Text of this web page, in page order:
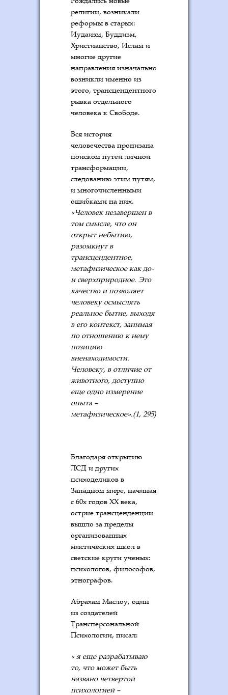
религии, возникали
реформы в старых:
Иудаизм, Буддизм,
Христианство, Ислам и
многие другие
направления изначально
возникли именно из
этого, трансцендентного
рывка отдельного
человека к Свободе.
Вся история
человечества пронизана
поиском путей личной
трансформации,
следованию этим путям,
и многочисленными
ошибками на них.
«Человек незавершен в
том смысле, что он
открыт небытию,
разомкнут в
трансцендентное,
метафизическое как до-
и сверхприродное. Это
качество и позволяет
человеку осмыслять
реальное бытие, выходя
в его контекст, занимая
по отношению к нему
позицию
вненаходимости.
Человеку, в отличие от
животного, доступно
еще одно измерение
опыта –
метафизическое».(1, 295)
Благодаря открытию
ЛСД и других
психоделиков в
Западном мире, начиная
с 60х годов XX века,
острие трансценденции
вышло за пределы
организованных
мистических школ в
светские круги ученых:
психологов, философов,
этнографов.
Абрахам Маслоу, один
из создателей
Трансперсональной
Психологии, писал:
« я еще разрабатываю
то, что может быть
названо четвертой
психологией –